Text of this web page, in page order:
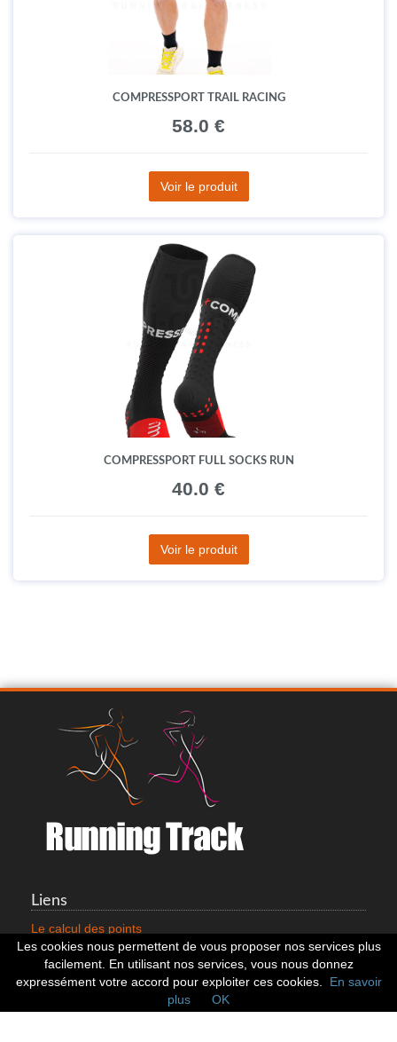
COMPRESSPORT TRAIL RACING
58.0 €
Voir le produit
COMPRESSPORT FULL SOCKS RUN
40.0 €
Voir le produit
Liens
Le calcul des points
Mentions légales
Nous contacter
Cookies
Statistiques
Les cookies nous permettent de vous proposer nos services plus
facilement. En utilisant nos services, vous nous donnez
expressément votre accord pour exploiter ces cookies.
En savoir
plus
OK